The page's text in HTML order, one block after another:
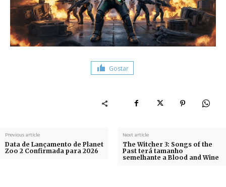
Gostar
Previous article
Data de Lançamento de Planet
Zoo 2 Confirmada para 2026
Next article
The Witcher 3: Songs of the
Past terá tamanho
semelhante a Blood and Wine